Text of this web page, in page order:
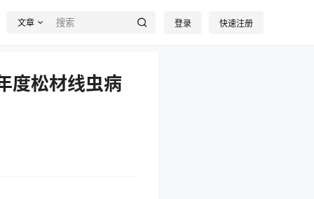
文章 登录 快速注册
度松材线虫病